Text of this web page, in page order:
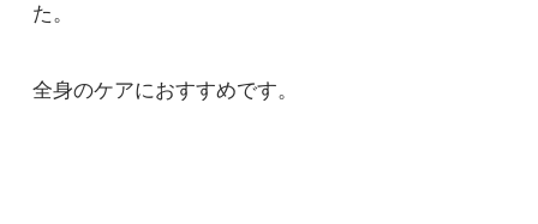
た。
全身のケアにおすすめです。